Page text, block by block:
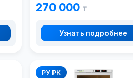
270 000 ₸
Узнать подробнее
РУ РК